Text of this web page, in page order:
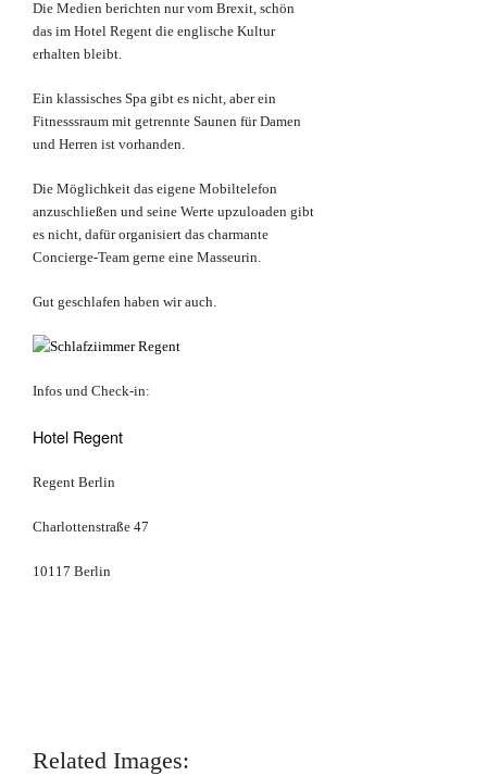
Die Medien berichten nur vom Brexit, schön
das im Hotel Regent die englische Kultur
erhalten bleibt.
Ein klassisches Spa gibt es nicht, aber ein
Fitnesssraum mit getrennte Saunen für Damen
und Herren ist vorhanden.
Die Möglichkeit das eigene Mobiltelefon
anzuschließen und seine Werte upzuloaden gibt
es nicht, dafür organisiert das charmante
Concierge-Team gerne eine Masseurin.
Gut geschlafen haben wir auch.
Infos und Check-in:
Hotel Regent
Regent Berlin
Charlottenstraße 47
10117 Berlin
Related Images: